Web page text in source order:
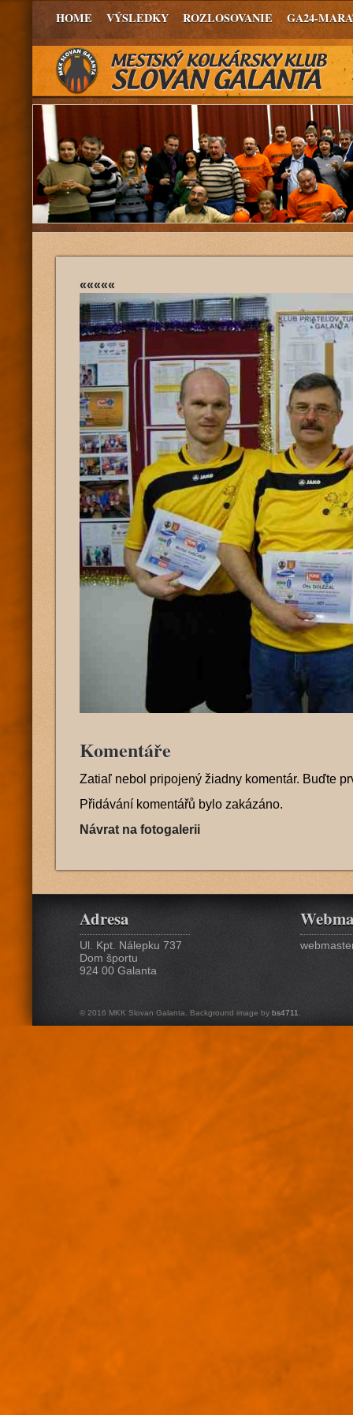
HOME VÝSLEDKY ROZLOSOVANIE GA24-
«««««
Komentáře
Zatiaľ nebol pripojený žiadny komentár. Buďte
Přidávání komentářů bylo zakázáno.
Návrat na fotogalerii
Adresa
Ul. Kpt. Nálepku 737
Dom športu
924 00 Galanta
© 2016 MKK Slovan Galanta. Background image by bs4711